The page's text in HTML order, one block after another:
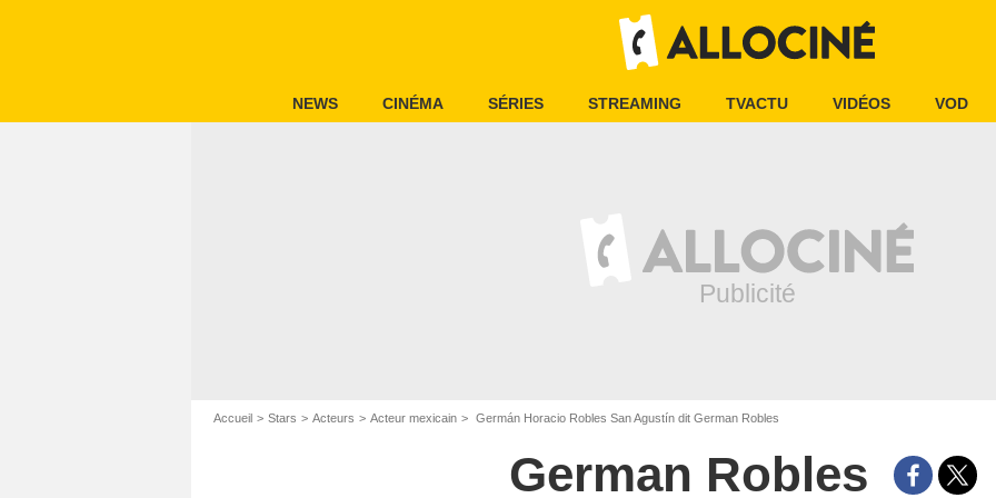
NEWS CINÉMA SÉRIES STREAMING TVACTU VIDÉOS VOD
Accueil Stars Acteurs Acteur mexicain Germán Horacio Robles San Agustín dit German Robles
German Robles